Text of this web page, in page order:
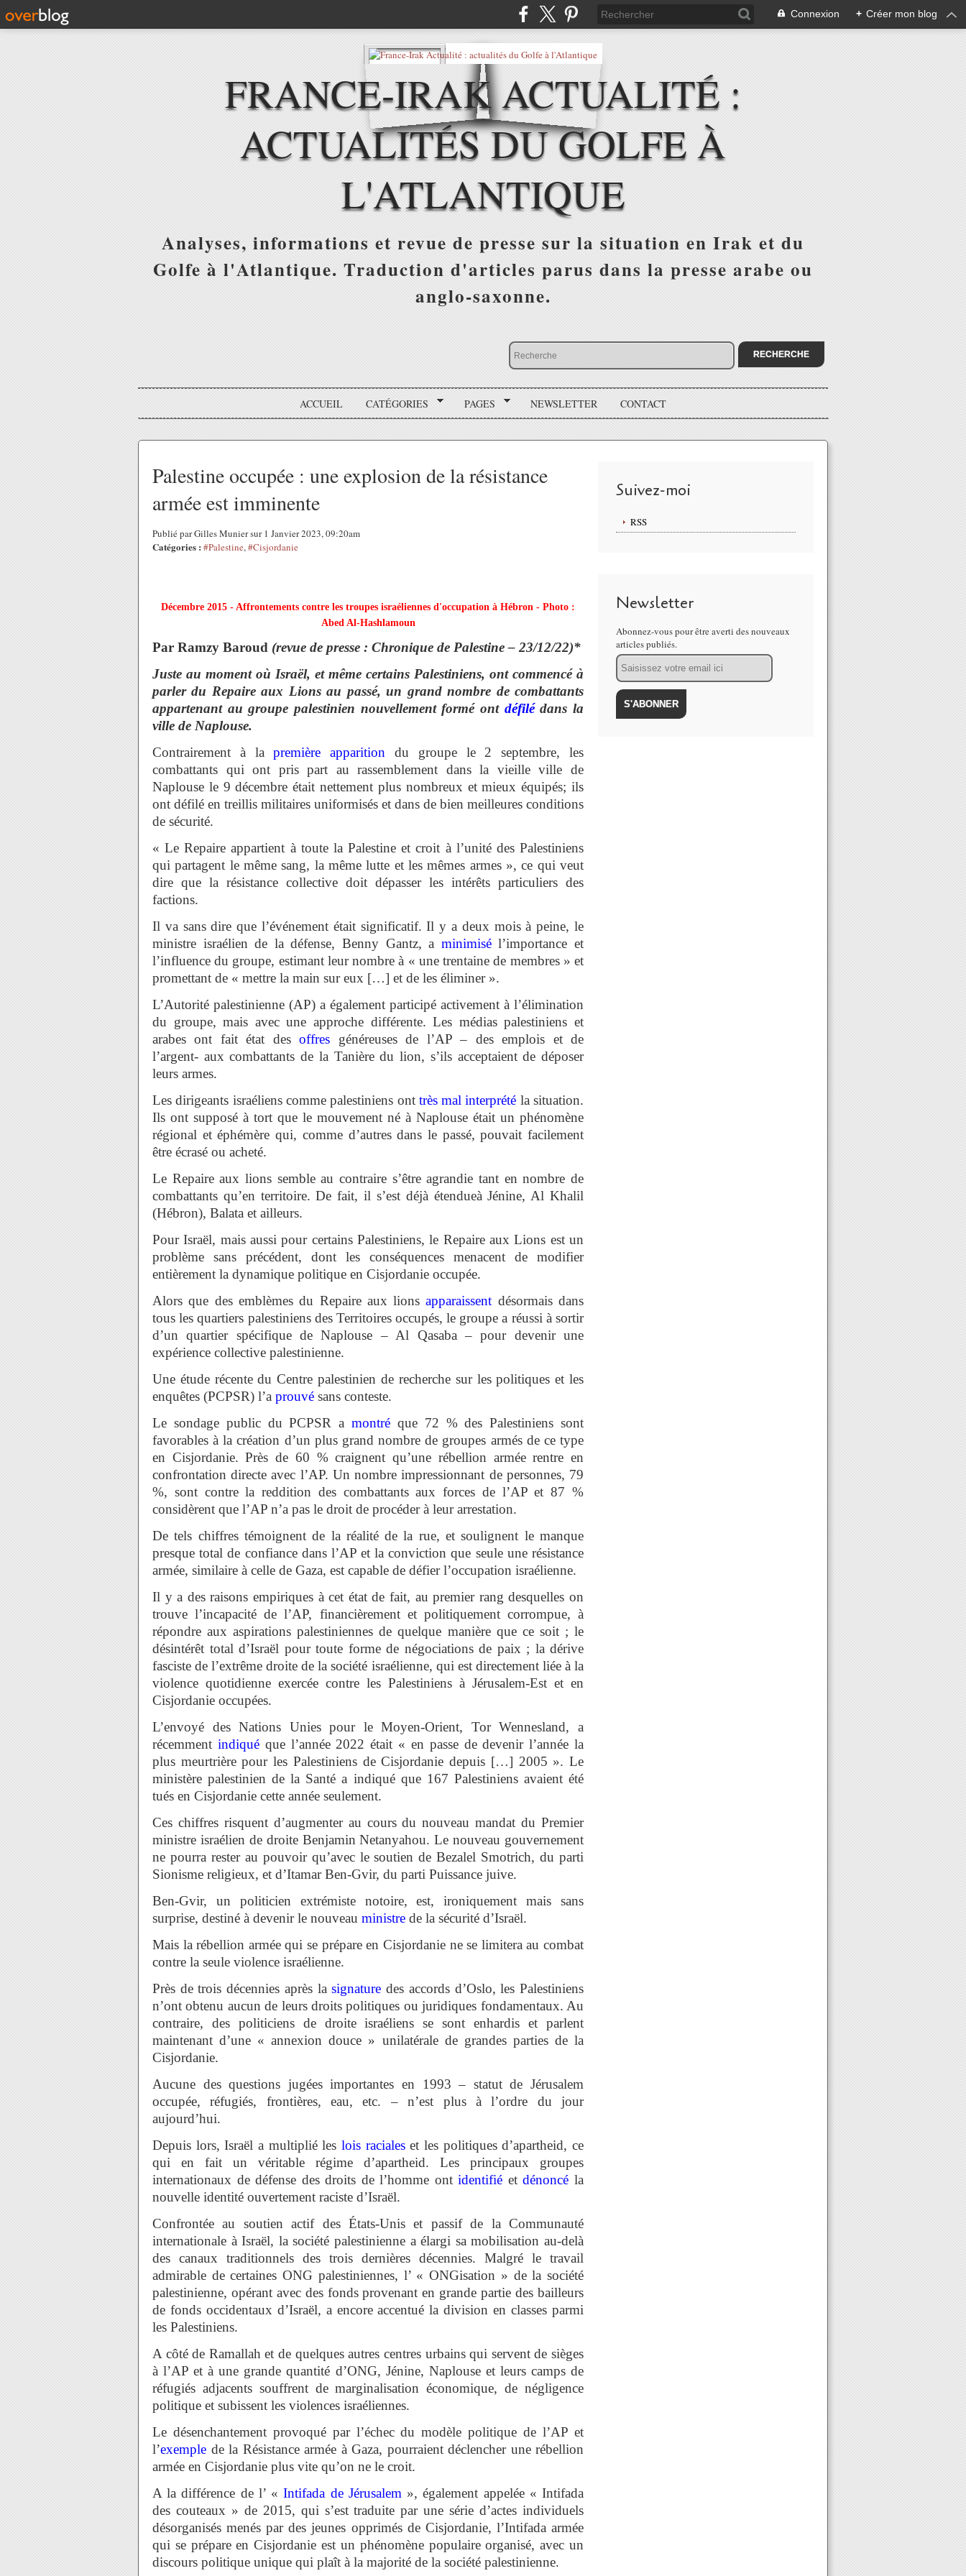
Connexion + Créer mon blog
FRANCE-IRAK ACTUALITÉ :
ACTUALITÉS DU GOLFE À
L'ATLANTIQUE
Analyses, informations et revue de presse sur la situation en Irak et du
Golfe à l'Atlantique. Traduction d'articles parus dans la presse arabe ou
anglo-saxonne.
ACCUEIL CATÉGORIES PAGES NEWSLETTER CONTACT
Palestine occupée : une explosion de la résistance
armée est imminente
Publié par Gilles Munier sur 1 Janvier 2023, 09:20am
Catégories : #Palestine,#Cisjordanie
Décembre 2015 - Affrontements contre les troupes israéliennes d'occupation à Hébron - Photo :
Abed Al-Hashlamoun
Par Ramzy Baroud (revue de presse : Chronique de Palestine – 23/12/22)*
Juste au moment où Israël, et même certains Palestiniens, ont commencé à
parler du Repaire aux Lions au passé, un grand nombre de combattants
appartenant au groupe palestinien nouvellement formé ont défilédans la
ville de Naplouse.
Contrairement à lapremière apparition du groupe le 2 septembre, les
combattants qui ont pris part au rassemblement dans la vieille ville de
Naplouse le 9 décembre était nettement plus nombreux et mieux équipés; ils
ont défilé en treillis militaires uniformisés et dans de bien meilleures conditions
de sécurité.
« Le Repaire appartient à toute la Palestine et croit à l’unité des Palestiniens
qui partagent le même sang, la même lutte et les mêmes armes », ce qui veut
dire que la résistance collective doit dépasser les intérêts particuliers des
factions.
Il va sans dire que l’événement était significatif. Il y a deux mois à peine, le
ministre israélien de la défense, Benny Gantz, a minimisél’importance et
l’influence du groupe, estimant leur nombre à « une trentaine de membres » et
promettant de « mettre la main sur eux […] et de les éliminer ».
L’Autorité palestinienne (AP) a également participé activement à l’élimination
du groupe, mais avec une approche différente. Les médias palestiniens et
arabes ont fait état desoffres généreuses de l’AP – des emplois et de
l’argent- aux combattants de la Tanière du lion, s’ils acceptaient de déposer
leurs armes.
Les dirigeants israéliens comme palestiniens ont très mal interprété la situation.
Ils ont supposé à tort que le mouvement né à Naplouse était un phénomène
régional et éphémère qui, comme d’autres dans le passé, pouvait facilement
être écrasé ou acheté.
Le Repaire aux lions semble au contraire s’être agrandie tant en nombre de
combattants qu’en territoire. De fait, il s’est déjà étendueà Jénine, Al Khalil
(Hébron), Balata et ailleurs.
Pour Israël, mais aussi pour certains Palestiniens, le Repaire aux Lions est un
problème sans précédent, dont les conséquences menacent de modifier
entièrement la dynamique politique en Cisjordanie occupée.
Alors que des emblèmes du Repaire aux lionsapparaissent désormais dans
tous les quartiers palestiniens des Territoires occupés, le groupe a réussi à sortir
d’un quartier spécifique de Naplouse – Al Qasaba – pour devenir une
expérience collective palestinienne.
Une étude récente du Centre palestinien de recherche sur les politiques et les
enquêtes (PCPSR) l’a prouvé sans conteste.
Le sondage public du PCPSR a montré que 72 % des Palestiniens sont
favorables à la création d’un plus grand nombre de groupes armés de ce type
en Cisjordanie. Près de 60 % craignent qu’une rébellion armée rentre en
confrontation directe avec l’AP. Un nombre impressionnant de personnes, 79
%, sont contre la reddition des combattants aux forces de l’AP et 87 %
considèrent que l’AP n’a pas le droit de procéder à leur arrestation.
De tels chiffres témoignent de la réalité de la rue, et soulignent le manque
presque total de confiance dans l’AP et la conviction que seule une résistance
armée, similaire à celle de Gaza, est capable de défier l’occupation israélienne.
Il y a des raisons empiriques à cet état de fait, au premier rang desquelles on
trouve l’incapacité de l’AP, financièrement et politiquement corrompue, à
répondre aux aspirations palestiniennes de quelque manière que ce soit ; le
désintérêt total d’Israël pour toute forme de négociations de paix ; la dérive
fasciste de l’extrême droite de la société israélienne, qui est directement liée à la
violence quotidienne exercée contre les Palestiniens à Jérusalem-Est et en
Cisjordanie occupées.
L’envoyé des Nations Unies pour le Moyen-Orient, Tor Wennesland, a
récemment indiquéque l’année 2022 était « en passe de devenir l’année la
plus meurtrière pour les Palestiniens de Cisjordanie depuis […] 2005 ». Le
ministère palestinien de la Santé a indiqué que 167 Palestiniens avaient été
tués en Cisjordanie cette année seulement.
Ces chiffres risquent d’augmenter au cours du nouveau mandat du Premier
ministre israélien de droite Benjamin Netanyahou. Le nouveau gouvernement
ne pourra rester au pouvoir qu’avec le soutien de Bezalel Smotrich, du parti
Sionisme religieux, et d’Itamar Ben-Gvir, du parti Puissance juive.
Ben-Gvir, un politicien extrémiste notoire, est, ironiquement mais sans
surprise, destiné à devenir le nouveau ministre de la sécurité d’Israël.
Mais la rébellion armée qui se prépare en Cisjordanie ne se limitera au combat
contre la seule violence israélienne.
Près de trois décennies après lasignature des accords d’Oslo, les Palestiniens
n’ont obtenu aucun de leurs droits politiques ou juridiques fondamentaux. Au
contraire, des politiciens de droite israéliens se sont enhardis et parlent
maintenant d’une « annexion douce » unilatérale de grandes parties de la
Cisjordanie.
Aucune des questions jugées importantes en 1993 – statut de Jérusalem
occupée, réfugiés, frontières, eau, etc. – n’est plus à l’ordre du jour
aujourd’hui.
Depuis lors, Israël a multiplié les lois racialeset les politiques d’apartheid, ce
qui en fait un véritable régime d’apartheid. Les principaux groupes
internationaux de défense des droits de l’homme ontidentifié etdénoncé la
nouvelle identité ouvertement raciste d’Israël.
Confrontée au soutien actif des États-Unis et passif de la Communauté
internationale à Israël, la société palestinienne a élargi sa mobilisation au-delà
des canaux traditionnels des trois dernières décennies. Malgré le travail
admirable de certaines ONG palestiniennes, l’ « ONGisation » de la société
palestinienne, opérant avec des fonds provenant en grande partie des bailleurs
de fonds occidentaux d’Israël, a encore accentué la division en classes parmi
les Palestiniens.
A côté de Ramallah et de quelques autres centres urbains qui servent de sièges
à l’AP et à une grande quantité d’ONG, Jénine, Naplouse et leurs camps de
réfugiés adjacents souffrent de marginalisation économique, de négligence
politique et subissent les violences israéliennes.
Le désenchantement provoqué par l’échec du modèle politique de l’AP et
l’exemple de la Résistance armée à Gaza, pourraient déclencher une rébellion
armée en Cisjordanie plus vite qu’on ne le croit.
A la différence de l’ «Intifada de Jérusalem », également appelée « Intifada
des couteaux » de 2015, qui s’est traduite par une série d’actes individuels
désorganisés menés par des jeunes opprimés de Cisjordanie, l’Intifada armée
qui se prépare en Cisjordanie est un phénomène populaire organisé, avec un
discours politique unique qui plaît à la majorité de la société palestinienne.
Suivez-moi
RSS
Newsletter
Abonnez-vous pour être averti des nouveaux
articles publiés.
Email